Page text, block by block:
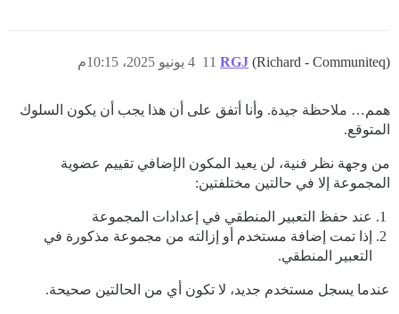
RGJ (Richard - Communiteq) 4 يونيو 2025، 10:15م 11
همم… ملاحظة جيدة. وأنا أتفق على أن هذا يجب أن يكون السلوك
المتوقع.
من وجهة نظر فنية، لن يعيد المكون الإضافي تقييم عضوية
المجموعة إلا في حالتين مختلفتين:
عند حفظ التعبير المنطقي في إعدادات المجموعة
إذا تمت إضافة مستخدم أو إزالته من مجموعة مذكورة في
التعبير المنطقي.
عندما يسجل مستخدم جديد، لا تكون أي من الحالتين صحيحة.